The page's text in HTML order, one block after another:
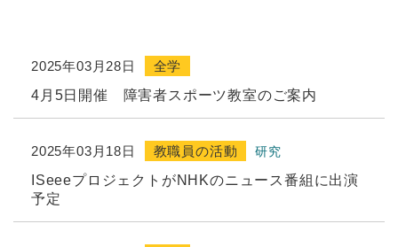
2025年03月28日
全学
4月5日開催 障害者スポーツ教室のご案内
2025年03月18日 教職員の活動 研究
ISeeeプロジェクトがNHKのニュース番組に出演
予定